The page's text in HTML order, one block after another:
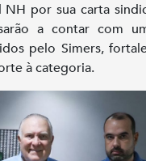
por sua carta
a contar com
pelo Simers,
à categoria.